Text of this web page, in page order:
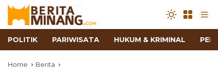
POLITIK PARIWISATA HUKUM & KRIMINAL
Home Berita